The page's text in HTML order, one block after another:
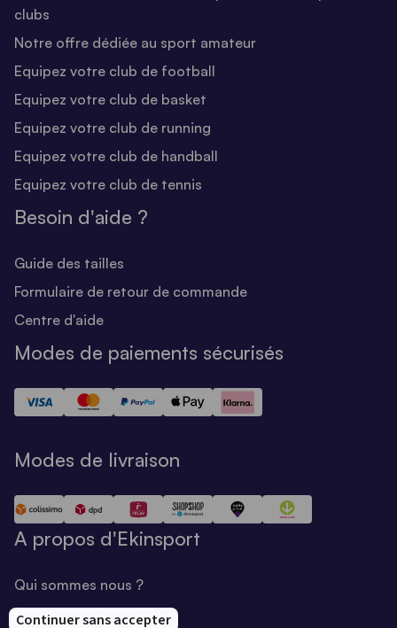
clubs
Notre offre dédiée au sport amateur
Equipez votre club de football
Equipez votre club de basket
Equipez votre club de running
Equipez votre club de handball
Equipez votre club de tennis
Besoin d'aide ?
Guide des tailles
Formulaire de retour de commande
Centre d'aide
Modes de paiements sécurisés
Modes de livraison
A propos d'Ekinsport
Qui sommes nous ?
Notre savoir-faire